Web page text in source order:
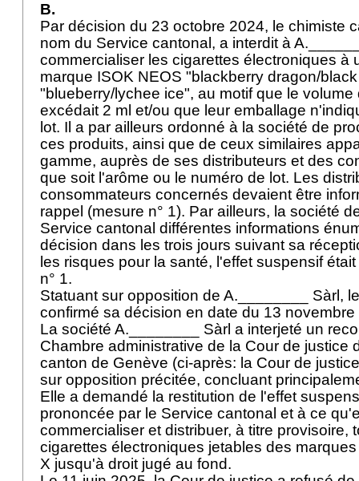
B.
Par décision du 23 octobre 2024, le chimiste
nom du Service cantonal, a interdit à
commercialiser les cigarettes électroniques à
marque ISOK NEOS "blackberry dragon/
"blueberry/lychee ice", au motif que le
excédait 2 ml et/ou que leur emballage
lot. Il a par ailleurs ordonné à la société de
ces produits, ainsi que de ceux similaires
gamme, auprès de ses distributeurs et des
que soit l'arôme ou le numéro de lot. Les
consommateurs concernés devaient être
rappel (mesure n° 1). Par ailleurs, la société
Service cantonal différentes informations
décision dans les trois jours suivant sa
les risques pour la santé, l'effet suspensif
n° 1.
Statuant sur opposition de A.________ Sàrl,
confirmé sa décision en date du 13
La société A.________ Sàrl a interjeté un
Chambre administrative de la Cour de justice
canton de Genève (ci-après: la Cour de
sur opposition précitée, concluant
Elle a demandé la restitution de l'effet
prononcée par le Service cantonal et à ce
commercialiser et distribuer, à titre provisoire,
cigarettes électroniques jetables des
X jusqu'à droit jugé au fond.